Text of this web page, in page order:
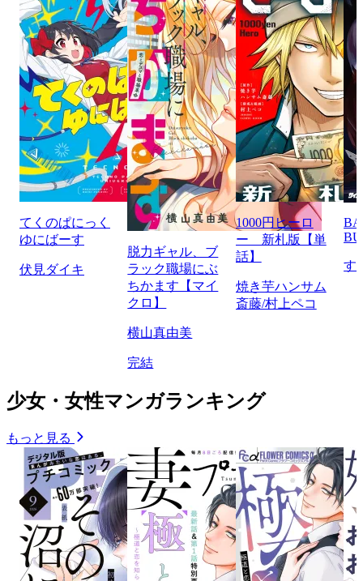
てくのぱにっく
ゆにばーす
伏見ダイキ
脱力ギャル、ブ
ラック職場にぶ
ちかます【マイ
クロ】
横山真由美
完結
1000円ヒーロ
ー 新札版【単
話】
焼き芋ハンサム
斎藤/村上ペコ
す
少女・女性マンガランキング
もっと見る